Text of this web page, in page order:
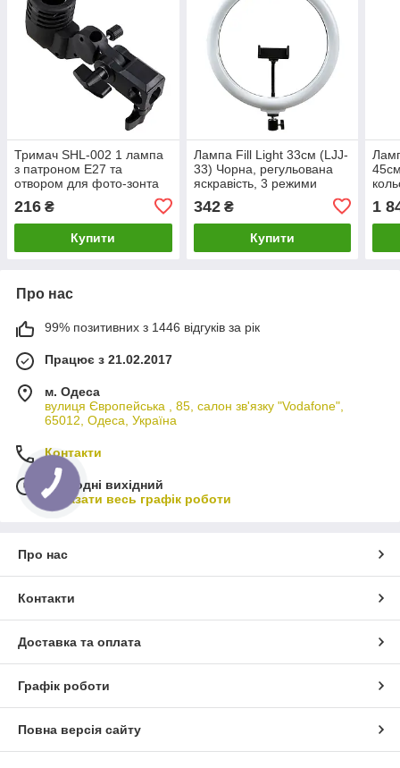
Тримач SHL-002 1 лампа
з патроном E27 та
отвором для фото-зонта
Чорний, вага 0.21 кг, ABS
пластик
216 ₴
Купити
Лампа Fill Light 33см (LJJ-
33) Чорна, регульована
яскравість, 3 режими
світла для фото та відео
342₴
Купити
для
1
Про нас
99% позитивних з 1446 відгуків за рік
Працює з 21.02.2017
м. Одеса
вулиця Європейська , 85, салон зв'язку "Vodafone",
65012, Одеса, Україна
Контакти
Сьогодні вихідний
Показати весь графік роботи
Про нас
Контакти
Доставка та оплата
Графік роботи
Повна версія сайту